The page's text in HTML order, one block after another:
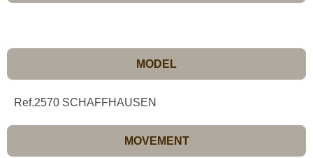
MODEL
Ref.2570 SCHAFFHAUSEN
MOVEMENT